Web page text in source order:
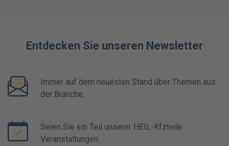
Entdecken Sie unseren Newsletter
Immer auf dem neuesten Stand über Themen aus
der Branche.
Seien Sie ein Teil unserer HEIL-Kfzteile
Veranstaltungen.